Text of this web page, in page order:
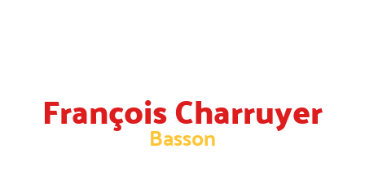
François Charruyer
Basson